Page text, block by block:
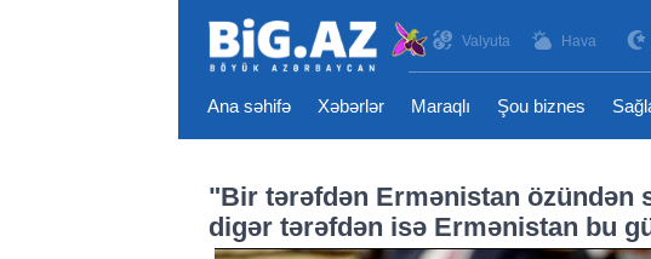
Valyuta Hava
Ana səhifə Xəbərlər Maraqlı Şou biznes
"Bir tərəfdən Ermənistan özündən
digər tərəfdən isə Ermənistan bu